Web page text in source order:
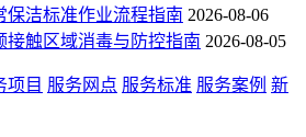
保洁标准作业流程指南 2026-08-06
接触区域消毒与防控指南 2026-08-05
项目 服务网点 服务标准 服务案例 新